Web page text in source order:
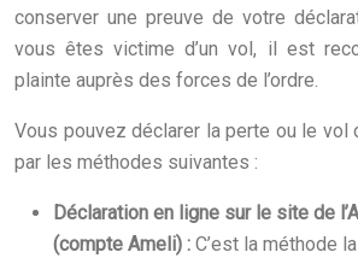
conserver une preuve de votre
vous êtes victime d’un vol, il est
plainte auprès des forces de l’ordre.
Vous pouvez déclarer la perte ou le vol
par les méthodes suivantes :
Déclaration en ligne sur le site de
(compte Ameli) : C’est la méthode